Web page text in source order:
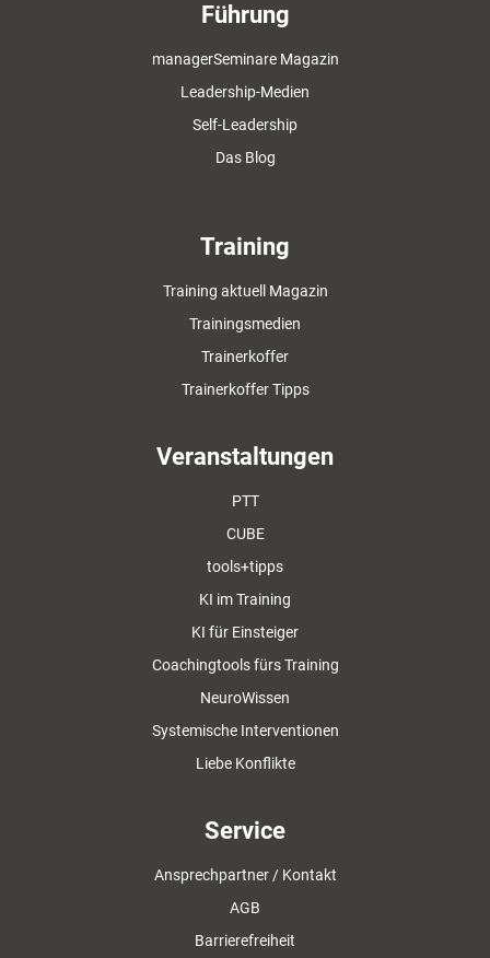
Führung
managerSeminare Magazin
Leadership-Medien
Self-Leadership
Das Blog
Training
Training aktuell Magazin
Trainingsmedien
Trainerkoffer
Trainerkoffer Tipps
Veranstaltungen
PTT
CUBE
tools+tipps
KI im Training
KI für Einsteiger
Coachingtools fürs Training
NeuroWissen
Systemische Interventionen
Liebe Konflikte
Service
Ansprechpartner / Kontakt
AGB
Barrierefreiheit